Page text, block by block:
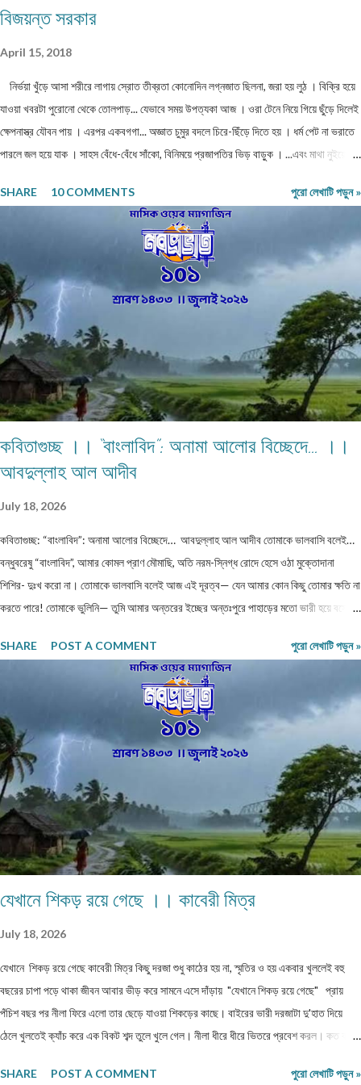
বিজয়ন্ত সরকার
April 15, 2018
নির্ভয়া খুঁড়ে আসা শরীরে লাগায় স্রোত তীব্রতা কোনোদিন লগ্নজাত ছিলনা, জরা হয় লুঠ । বিক্রি হয়ে
যাওয়া খবরটা পুরোনো থেকে তোলপাড়... যেভাবে সময় উপত্যকা আজ । ওরা টেনে নিয়ে গিয়ে ছুঁড়ে দিলেই
ক্ষেপনাস্ত্র যৌবন পায় । এরপর একবগগা... অজ্ঞাত চুমুর বদলে চিরে-ছিঁড়ে দিতে হয় । ধর্ম পেট না ভরাতে
পারলে জল হয়ে যাক । সাহস বেঁধে-বেঁধে সাঁকো, বিনিময়ে প্রজাপতির ভিড় বাড়ুক । ...এবং মাথা নুইয়ে
রোধহীন । কাল্পনিক চরিত্ররা এখনও চোখে চোখ ঠুকেই বেঁচে থাকে স্বরচিত ।
........................ বিজয়ন্ত সরকার মিলন পাড়া, রায়গঞ্জ উত্তর দিনাজপুর
SHARE 10 COMMENTS পুরো লেখাটি পড়ুন »
কবিতাগুচ্ছ ।। “বাংলাবিদ”: অনামা আলোর বিচ্ছেদে… ।।
আবদুল্লাহ আল আদীব
July 18, 2026
কবিতাগুচ্ছ: “বাংলাবিদ”: অনামা আলোর বিচ্ছেদে… আবদুল্লাহ আল আদীব তোমাকে ভালবাসি বলেই…
বন্ধুবরেষু “বাংলাবিদ”, আমার কোমল প্রাণ মৌমাছি, অতি নরম-স্নিগ্ধ রোদে হেসে ওঠা মুক্তোদানা
শিশির- দুঃখ করো না। তোমাকে ভালবাসি বলেই আজ এই দূরত্ব— যেন আমার কোন কিছু তোমার ক্ষতি না
করতে পারে! তোমাকে ভুলিনি— তুমি আমার অন্তরের ইচ্ছের অন্তঃপুরে পাহাড়ের মতো ভারী হয়ে বসে
বুক চিরে রক্ত ঝরায়। ভুলতে চেয়েছি— কিন্তু স্মৃতিগুলো আমার রক্তে জমাট বেঁধে আছে, যেন
পাথরখচিত প্রাচীন লিপি। তুমি হয়ে গেছো আমার নীরব কান্না, প্রতিটি লিখতে না পারা কবিতা আমার
ভাঙা আত্মার লুকানো আর্তনাদ। তোমার স্পর্শ নেই, নেই আমাদের সম্পর্কের কোন নাম— তবু তুমি আছো
অদৃশ্য, অমোঘ, যেন প্রতিটি ক্ষতচিহ্নে চিরন্তন বসবাস করা এক নিঃশব্দ মৃত্যু। ক্ষত-নিবদ্ধ বাঁশি… প্রিয়
“বাংলাবিদ” আমার, কি এক আশ্চর্য সমর্পণ তন্ময়তা, মোহময় আকর্ষণ, বকুলের বিহ্বল ঘ্রাণ তোমার সত্তায়!
তোমার বিস্তীর্ণ গালিচা থেকে বিদীর্ণ হয়ে আজ আমি বিচ্ছেদের নিঃ...
SHARE POST A COMMENT পুরো লেখাটি পড়ুন »
যেখানে শিকড় রয়ে গেছে ।। কাবেরী মিত্র
July 18, 2026
যেখানে শিকড় রয়ে গেছে কাবেরী মিত্র কিছু দরজা শুধু কাঠের হয় না, স্মৃতির ও হয় একবার খুললেই বহু
বছরের চাপা পড়ে থাকা জীবন আবার ভীড় করে সামনে এসে দাঁড়ায় "যেখানে শিকড় রয়ে গেছে" প্রায়
পঁচিশ বছর পর নীলা ফিরে এলো তার ছেড়ে যাওয়া শিকড়ের কাছে। বাইরের ভারী দরজাটা দু'হাত দিয়ে
ঠেলে খুলতেই ক্যাঁচ করে এক বিকট শব্দ তুলে খুলে গেল। নীলা ধীরে ধীরে ভিতরে প্রবেশ করল। কত বছর
আছে উঠোনের একধারে নিজে থেকে বেড়ে ওঠা সেই শিউলি গাছটা। শরৎ এলেই যার ফুলের গন্ধে চারদিক
SHARE POST A COMMENT পুরো লেখাটি পড়ুন »